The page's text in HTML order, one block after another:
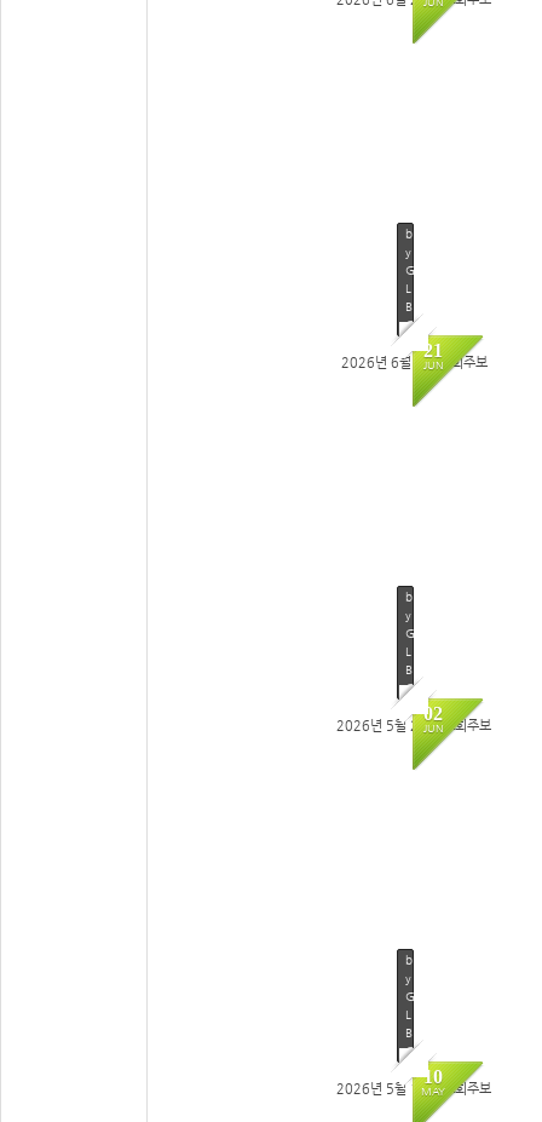
21
JUN
b
y
G
L
B
C
2026년 6월 7일 교회주보
02
JUN
b
y
G
L
B
C
2026년 5월 24일 교회주보
10
MAY
b
y
G
L
B
C
2026년 5월 10일 교회주보